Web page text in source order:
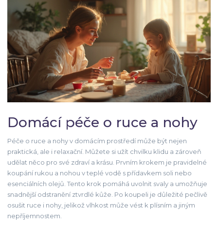
Domácí péče o ruce a nohy
Péče o ruce a nohy v domácím prostředí může být nejen
praktická, ale i relaxační. Můžete si užít chvilku klidu a zároveň
udělat něco pro své zdraví a krásu. Prvním krokem je pravidelné
koupání rukou a nohou v teplé vodě s přídavkem soli nebo
esenciálních olejů. Tento krok pomáhá uvolnit svaly a umožňuje
snadnější odstranění ztvrdlé kůže. Po koupeli je důležité pečlivě
osušit ruce i nohy, jelikož vlhkost může vést k plísním a jiným
nepříjemnostem.